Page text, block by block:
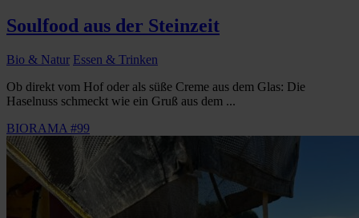
Soulfood aus der Steinzeit
Bio & Natur Essen & Trinken
Ob direkt vom Hof oder als süße Creme aus dem Glas: Die
Haselnuss schmeckt wie ein Gruß aus dem ...
BIORAMA #99